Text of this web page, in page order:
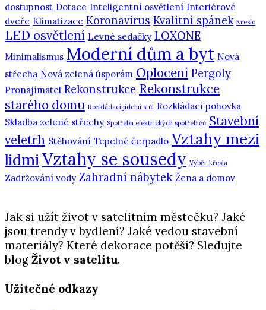
dostupnost Dotace Inteligentní osvětlení Interiérové
dveře Klimatizace Koronavirus Kvalitní spánek Křeslo
LED osvětlení Levné sedačky LOXONE
Minimalismus Moderní dům a byt Nová
střecha Nová zelená úsporám Oplocení Pergoly
Pronajímatel Rekonstrukce Rekonstrukce
starého domu Rozkládací jídelní stůl Rozkládací pohovka
Skladba zelené střechy Spotřeba elektrických spotřebičů Stavební
veletrh Stěhování Tepelné čerpadlo Vztahy mezi
lidmiVztahy se sousedy Výběr křesla
Zadržování vody Zahradní nábytek Žena a domov
Jak si užít život v satelitním městečku? Jaké
jsou trendy v bydlení? Jaké vedou stavební
materiály? Které dekorace potěší? Sledujte
blog Život v satelitu.
Užitečné odkazy